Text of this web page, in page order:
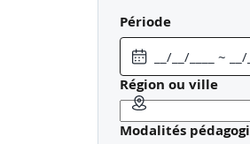
Echanger sur ses
S'approprier les
Prévention
Identifier les risques de
Période
Région ou ville
Modalités